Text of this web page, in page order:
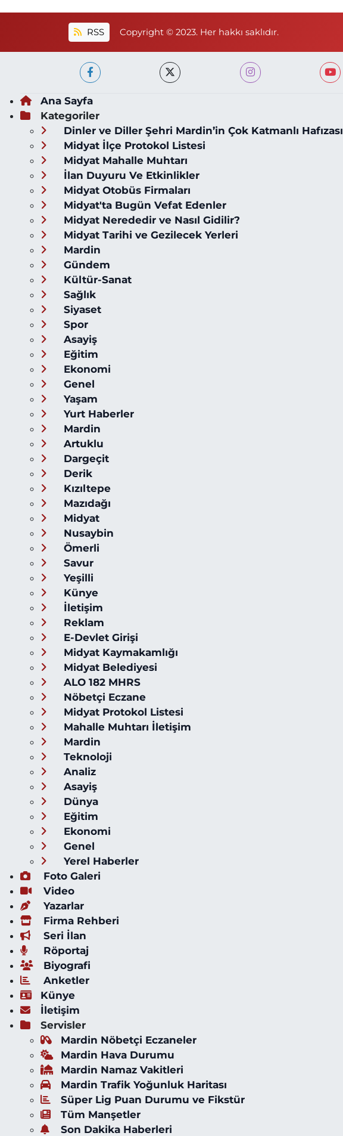
RSS Copyright © 2023. Her hakkı saklıdır.
Ana Sayfa
Kategoriler
Dinler ve Diller Şehri Mardin’in Çok Katmanlı Hafızası
Midyat İlçe Protokol Listesi
Midyat Mahalle Muhtarı
İlan Duyuru Ve Etkinlikler
Midyat Otobüs Firmaları
Midyat'ta Bugün Vefat Edenler
Midyat Nerededir ve Nasıl Gidilir?
Midyat Tarihi ve Gezilecek Yerleri
Mardin
Gündem
Kültür-Sanat
Sağlık
Siyaset
Spor
Asayiş
Eğitim
Ekonomi
Genel
Yaşam
Yurt Haberler
Mardin
Artuklu
Dargeçit
Derik
Kızıltepe
Mazıdağı
Midyat
Nusaybin
Ömerli
Savur
Yeşilli
Künye
İletişim
Reklam
E-Devlet Girişi
Midyat Kaymakamlığı
Midyat Belediyesi
ALO 182 MHRS
Nöbetçi Eczane
Midyat Protokol Listesi
Mahalle Muhtarı İletişim
Mardin
Teknoloji
Analiz
Asayiş
Dünya
Eğitim
Ekonomi
Genel
Yerel Haberler
Foto Galeri
Video
Yazarlar
Firma Rehberi
Seri İlan
Röportaj
Biyografi
Anketler
Künye
İletişim
Servisler
Mardin Nöbetçi Eczaneler
Mardin Hava Durumu
Mardin Namaz Vakitleri
Mardin Trafik Yoğunluk Haritası
Süper Lig Puan Durumu ve Fikstür
Tüm Manşetler
Son Dakika Haberleri